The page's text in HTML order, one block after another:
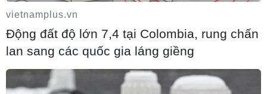
vietnamplus.vn
Động đất độ lớn 7,4 tại Colombia, rung chấn
lan sang các quốc gia láng giềng